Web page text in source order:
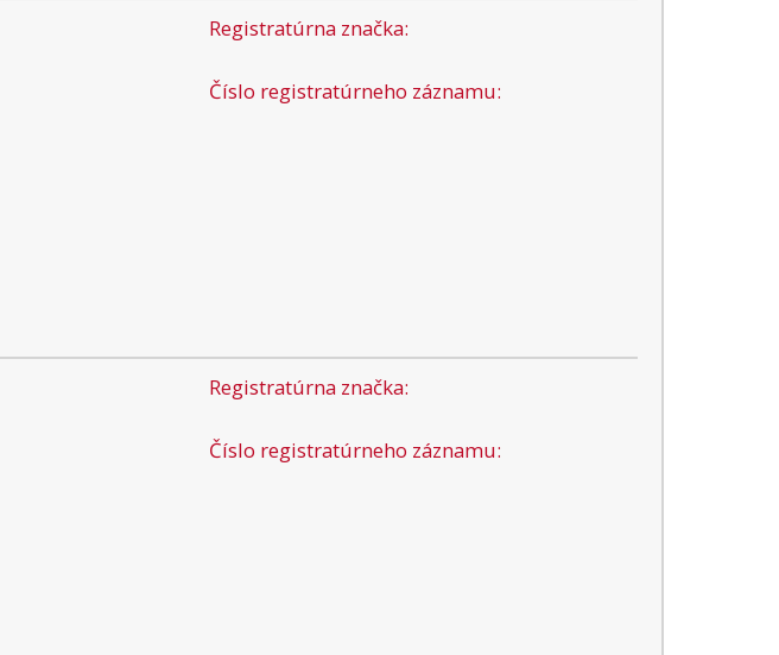
Registratúrna značka:
Číslo registratúrneho záznamu:
Registratúrna značka:
Číslo registratúrneho záznamu: